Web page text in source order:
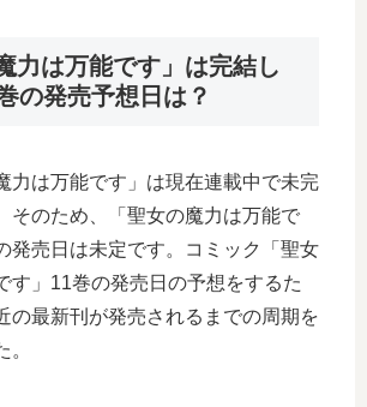
力は万能です」は完結し
の発売予想日は？
力は万能です」は現在連載中で未完
そのため、「聖女の魔力は万能で
発売日は未定です。コミック「聖女
す」11巻の発売日の予想をするた
の最新刊が発売されるまでの周期を